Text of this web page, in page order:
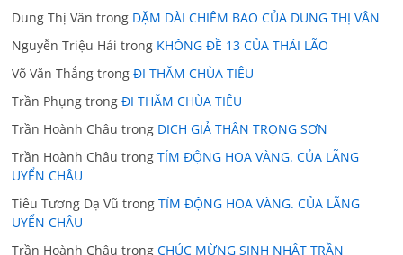
Dung Thị Vân trong DẶM DÀI CHIÊM BAO CỦA DUNG THỊ VÂN
Nguyễn Triệu Hải trong KHÔNG ĐỀ 13 CỦA THÁI LÃO
Võ Văn Thắng trongĐI THĂM CHÙA TIÊU
Trần Phụng trongĐI THĂM CHÙA TIÊU
Trần Hoành Châu trong DICH GIẢ THÂN TRỌNG SƠN
Trần Hoành Châu trongTÍM ĐỘNG HOA VÀNG. CỦA LÃNG
UYỂN CHÂU
Tiêu Tương Dạ Vũ trongTÍM ĐỘNG HOA VÀNG. CỦA LÃNG
UYỂN CHÂU
Trần Hoành Châu trongCHÚC MỪNG SINH NHẬT TRẦN